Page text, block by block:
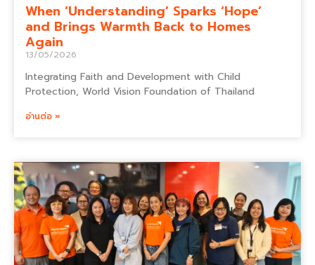
When ‘Understanding’ Sparks ‘Hope’
and Brings Warmth Back to Homes
Again
13/05/2026
Integrating Faith and Development with Child
Protection, World Vision Foundation of Thailand
อ่านต่อ »